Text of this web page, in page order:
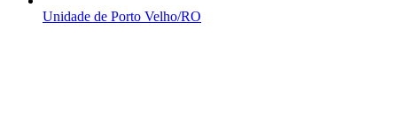
Unidade de Porto Velho/RO